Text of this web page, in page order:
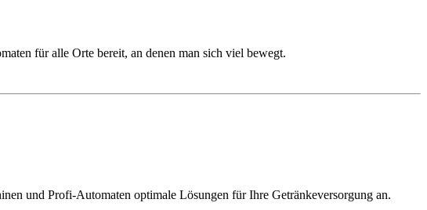
für alle Orte bereit, an denen man sich viel bewegt.
und Profi-Automaten optimale Lösungen für Ihre Getränkeversorgung an.